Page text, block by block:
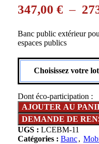
347,00 € –
Banc public extérieur
espaces publics
Choisissez votre lot
Dont éco-participation :
AJOUTER AU
UGS : LCEBM-11
Catégories : Banc,